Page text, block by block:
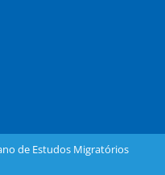
de Estudos Migratórios